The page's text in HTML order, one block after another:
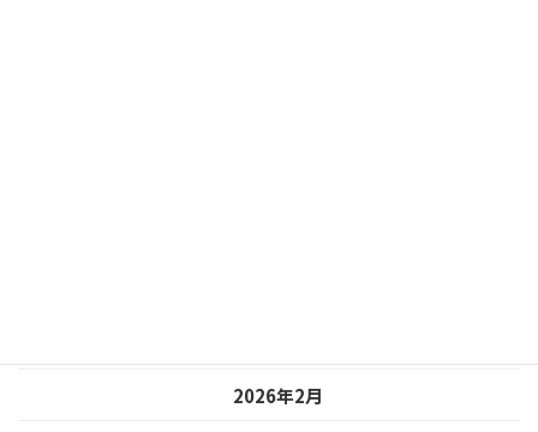
2026年2月